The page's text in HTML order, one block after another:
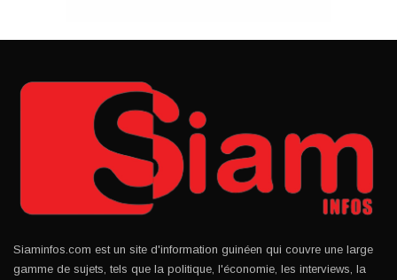
Siaminfos.com est un site d'information guinéen qui couvre une large
gamme de sujets, tels que la politique, l'économie, les interviews, la